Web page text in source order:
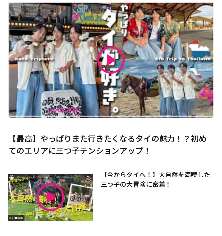
【最高】やっぱりまた行きたくなるタイの魅力！？初め
てのエリアに三つ子テンションアップ！
【今からタイへ！】大自然を満喫した
三つ子の大冒険に密着！